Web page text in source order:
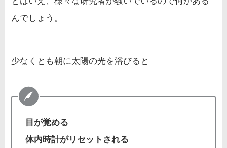
んでしょう。
少なくとも朝に太陽の光を浴びると
目が覚める
体内時計がリセットされる